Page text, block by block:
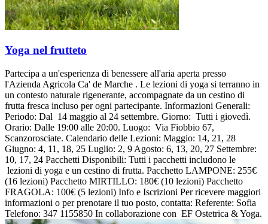
Yoga nel frutteto
Partecipa a un'esperienza di benessere all'aria aperta presso
l'Azienda Agricola Ca' de Marche . Le lezioni di yoga si terranno in
un contesto naturale rigenerante, accompagnate da un cestino di
frutta fresca incluso per ogni partecipante. Informazioni Generali:
Periodo: Dal 14 maggio al 24 settembre. Giorno: Tutti i giovedì.
Orario: Dalle 19:00 alle 20:00. Luogo: Via Fiobbio 67,
Scanzorosciate. Calendario delle Lezioni: Maggio: 14, 21, 28
Giugno: 4, 11, 18, 25 Luglio: 2, 9 Agosto: 6, 13, 20, 27 Settembre:
10, 17, 24 Pacchetti Disponibili: Tutti i pacchetti includono le
lezioni di yoga e un cestino di frutta. Pacchetto LAMPONE: 255€
(16 lezioni) Pacchetto MIRTILLO: 180€ (10 lezioni) Pacchetto
FRAGOLA: 100€ (5 lezioni) Info e Iscrizioni Per ricevere maggiori
informazioni o per prenotare il tuo posto, contatta: Referente: Sofia
Telefono: 347 1155850 In collaborazione con EF Ostetrica & Yoga.